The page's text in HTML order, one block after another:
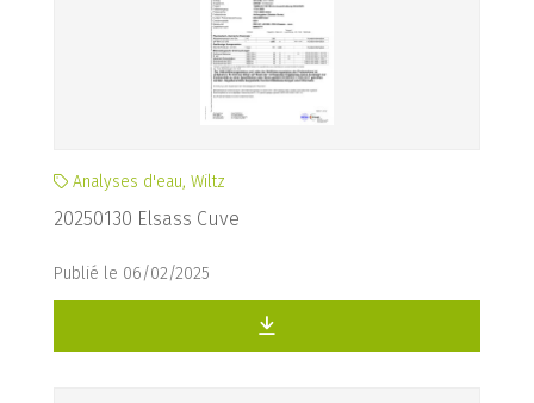
Analyses d'eau, Wiltz
20250130 Elsass Cuve
Publié le 06/02/2025